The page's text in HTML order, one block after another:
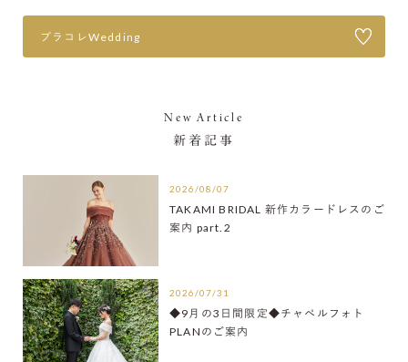
プラコレWedding
New Article
新着記事
2026/08/07
TAKAMI BRIDAL 新作カラードレスのご
案内 part.2
2026/07/31
◆9月の3日間限定◆チャペルフォト
PLANのご案内